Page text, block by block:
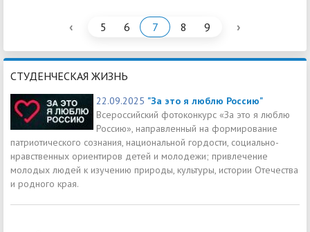
‹ 5 6 7 8 9 ›
СТУДЕНЧЕСКАЯ ЖИЗНЬ
22.09.2025 "За это я люблю Россию"
Всероссийский фотоконкурс «За это я люблю
Россию», направленный на формирование
патриотического сознания, национальной гордости, социально-
нравственных ориентиров детей и молодежи; привлечение
молодых людей к изучению природы, культуры, истории Отечества
и родного края.